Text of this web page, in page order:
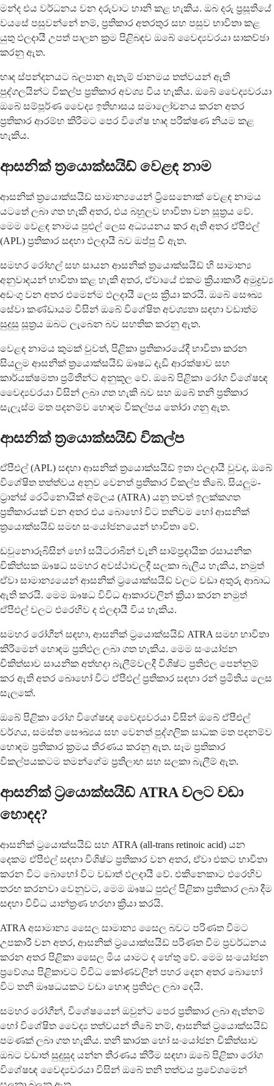
මන්ද එය වර්ධනය වන දරුවාට හානි කළ හැකිය. ඔබ දරු ප්‍රසූතියේ
වයසේ පසුවන්නේ නම්, ප්‍රතිකාර අතරතුර සහ පසුව භාවිතා කළ
යුතු ඵලදායී උපත් පාලන ක්‍රම පිළිබඳව ඔබේ වෛද්‍යවරයා සාකච්ඡා
කරනු ඇත.
හෘද ස්පන්දනයට බලපාන ඇතැම් ජානමය තත්වයන් ඇති
පුද්ගලයින්ට විකල්ප ප්‍රතිකාර අවශ්‍ය විය හැකිය. ඔබේ වෛද්‍යවරයා
ඔබේ සම්පූර්ණ වෛද්‍ය ඉතිහාසය සමාලෝචනය කරන අතර
ප්‍රතිකාර ආරම්භ කිරීමට පෙර විශේෂ හෘද පරීක්ෂණ නියම කළ
හැකිය.
ආසනික් ත්‍රයොක්සයිඩ් වෙළඳ නාම
ආසනික් ත්‍රයොක්සයිඩ් සාමාන්‍යයෙන් ට්‍රිසෙනොක් වෙළඳ නාමය
යටතේ ලබා ගත හැකි අතර, එය බහුලව භාවිතා වන සූත්‍රය වේ.
මෙම වෙළඳ නාමය පුළුල් ලෙස අධ්‍යයනය කර ඇති අතර ඒපීඑල්
(APL) ප්‍රතිකාර සඳහා ඵලදායී බව ඔප්පු වී ඇත.
සමහර රෝහල් සහ සායන ආසනික් ත්‍රයොක්සයිඩ් හි සාමාන්‍ය
අනුවාදයන් භාවිතා කළ හැකි අතර, ඒවායේ එකම ක්‍රියාකාරී අමුද්‍රව්‍ය
අඩංගු වන අතර එමෙන්ම ඵලදායී ලෙස ක්‍රියා කරයි. ඔබේ සෞඛ්‍ය
සේවා කණ්ඩායම විසින් ඔබේ විශේෂිත අවශ්‍යතා සඳහා වඩාත්ම
සුදුසු සූත්‍රය ඔබට ලැබෙන බව සහතික කරනු ඇත.
වෙළඳ නාමය කුමක් වුවත්, පිළිකා ප්‍රතිකාරයේදී භාවිතා කරන
සියලුම ආසනික් ත්‍රයොක්සයිඩ් ඖෂධ දැඩි ආරක්ෂාව සහ
කාර්යක්ෂමතා ප්‍රමිතීන්ට අනුකූල වේ. ඔබේ පිළිකා රෝග විශේෂඥ
වෛද්‍යවරයා විසින් ලබා ගත හැකි බව සහ ඔබේ තනි ප්‍රතිකාර
සැලැස්ම මත පදනම්ව හොඳම විකල්පය තෝරා ගනු ඇත.
ආසනික් ත්‍රයොක්සයිඩ් විකල්ප
ඒපීඑල් (APL) සඳහා ආසනික් ත්‍රයොක්සයිඩ් ඉතා ඵලදායී වුවද, ඔබේ
විශේෂිත තත්ත්වය අනුව වෙනත් ප්‍රතිකාර විකල්ප තිබේ. සියලුම-
ට්‍රාන්ස් රෙටිනොයික් අම්ලය (ATRA) යනු තවත් ඉලක්කගත
ප්‍රතිකාරයක් වන අතර එය බොහෝ විට තනිවම හෝ ආසනික්
ත්‍රයොක්සයිඩ් සමඟ සංයෝජනයෙන් භාවිතා වේ.
ඩවුනොරූබිසින් හෝ සයිටරාබීන් වැනි සාම්ප්‍රදායික රසායනික
චිකිත්සක ඖෂධ සමහර අවස්ථාවලදී සලකා බැලිය හැකිය, නමුත්
ඒවා සාමාන්‍යයෙන් ආසනික් ට්‍රයොක්සයිඩ් වලට වඩා අතුරු ආබාධ
ඇති කරයි. මෙම ඖෂධ විවිධ ආකාරවලින් ක්‍රියා කරන නමුත්
ඒපීඑල් වලට එරෙහිව ද ඵලදායී විය හැකිය.
සමහර රෝගීන් සඳහා, ආසනික් ට්‍රයොක්සයිඩ් ATRA සමඟ භාවිතා
කිරීමෙන් හොඳම ප්‍රතිඵල ලබා ගත හැකිය. මෙම සංයෝජන
චිකිත්සාව සායනික අත්හදා බැලීම්වලදී විශිෂ්ට ප්‍රතිඵල පෙන්නුම්
කර ඇති අතර බොහෝ විට ඒපීඑල් ප්‍රතිකාර සඳහා රන් ප්‍රමිතිය ලෙස
සැලකේ.
ඔබේ පිළිකා රෝග විශේෂඥ වෛද්‍යවරයා විසින් ඔබේ ඒපීඑල්
වර්ගය, සමස්ත සෞඛ්‍යය සහ වෙනත් පුද්ගලික සාධක මත පදනම්ව
හොඳම ප්‍රතිකාර ක්‍රමය තීරණය කරනු ඇත. සෑම ප්‍රතිකාර
විකල්පයකටම තමන්ගේම ප්‍රතිලාභ සහ සලකා බැලීම් ඇත.
ආසනික් ට්‍රයොක්සයිඩ් ATRA වලට වඩා
හොඳද?
ආසනික් ට්‍රයොක්සයිඩ් සහ ATRA (all-trans retinoic acid) යන
දෙකම ඒපීඑල් සඳහා විශිෂ්ට ප්‍රතිකාර වන අතර, ඒවා එකට භාවිතා
කරන විට බොහෝ විට වඩාත් ඵලදායී වේ. එකිනෙකාට එරෙහිව
තරඟ කරනවා වෙනුවට, මෙම ඖෂධ පුළුල් පිළිකා ප්‍රතිකාර ලබා දීම
සඳහා විවිධ යාන්ත්‍රණ හරහා ක්‍රියා කරයි.
ATRA අසාමාන්‍ය සෛල සාමාන්‍ය සෛල බවට පරිණත වීමට
උපකාරී වන අතර, ආසනික් ට්‍රයොක්සයිඩ් පරිණත වීම ප්‍රවර්ධනය
කරන අතර පිළිකා සෛල මිය යාමට ද හේතු වේ. මෙම සංයෝජන
ප්‍රවේශය පිළිකාවට විවිධ කෝණවලින් පහර දෙන අතර බොහෝ
විට තනි ඖෂධයකට වඩා හොඳ ප්‍රතිඵල ලබා දෙයි.
සමහර රෝගීන්, විශේෂයෙන් ඔවුන්ට පෙර ප්‍රතිකාර ලබා ඇත්නම්
හෝ විශේෂිත වෛද්‍ය තත්වයන් තිබේ නම්, ආසනික් ට්‍රයොක්සයිඩ්
පමණක් ලබා ගත හැකිය. තනි කාරක හෝ සංයෝජන චිකිත්සාව
ඔබට වඩාත් සුදුසුද යන්න තීරණය කිරීම සඳහා ඔබේ පිළිකා රෝග
විශේෂඥ වෛද්‍යවරයා විසින් ඔබේ තනි තත්වය ප්‍රවේශමෙන්